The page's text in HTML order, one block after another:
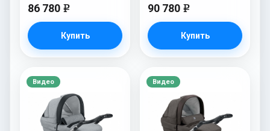
86 780 e
Купить
90 780 e
Купить
Видео Видео